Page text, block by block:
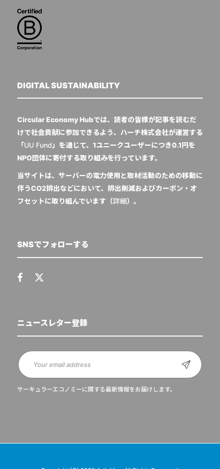
DIGITAL SUSTAINABILITY
Circular Economy Hubでは、読者の皆様が記事を読むだ
けで社会貢献に参加できるよう、ハーチ株式会社が運営する
「UU Fund 」を通じて、1ユニークユーザーにつき0.1円を
NPO団体に寄付する取り組みを行っています。
当サイトは、サーバーの電力使用と取材活動のための移動に
伴うCO2排出などにおいて、排出削減およびカーボン・オ
フセットに取り組んでいます（詳細）。
SNSでフォローする
ニュースレター登録
サーキュラーエコノミーに関する最新情報をお届けします。